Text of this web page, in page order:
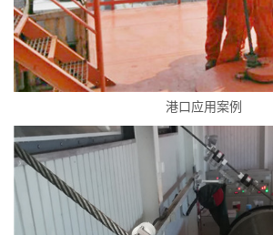
港口应用案例